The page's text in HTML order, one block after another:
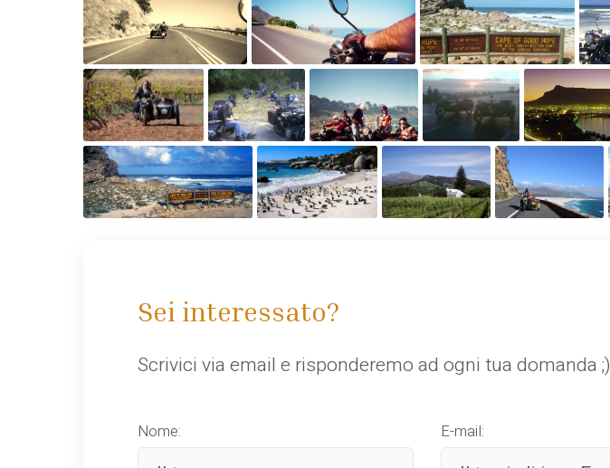
Sei interessato?
Scrivici via email e risponderemo ad ogni tua domanda ;)
Nome: E-mail: